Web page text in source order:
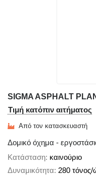
SIGMA ASPHALT
Τιμή κατόπιν αιτήματος
Από τον κατασκευαστή
Δομικό όχημα -
Κατάσταση καινούριο
Δυναμικότητα 280